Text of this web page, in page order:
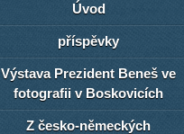
Úvod
příspěvky
Výstava Prezident Beneš ve
fotografii v Boskovicích
Z česko-německých